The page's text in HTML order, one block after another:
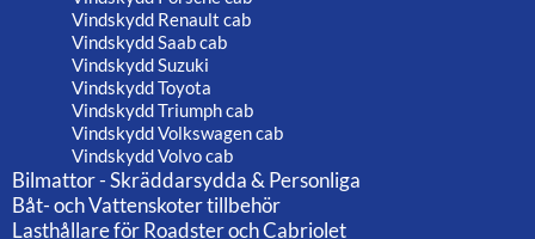
Vindskydd Renault cab
Vindskydd Saab cab
Vindskydd Suzuki
Vindskydd Toyota
Vindskydd Triumph cab
Vindskydd Volkswagen cab
Vindskydd Volvo cab
Bilmattor - Skräddarsydda & Personliga
Båt- och Vattenskoter tillbehör
Lasthållare för Roadster och Cabriolet